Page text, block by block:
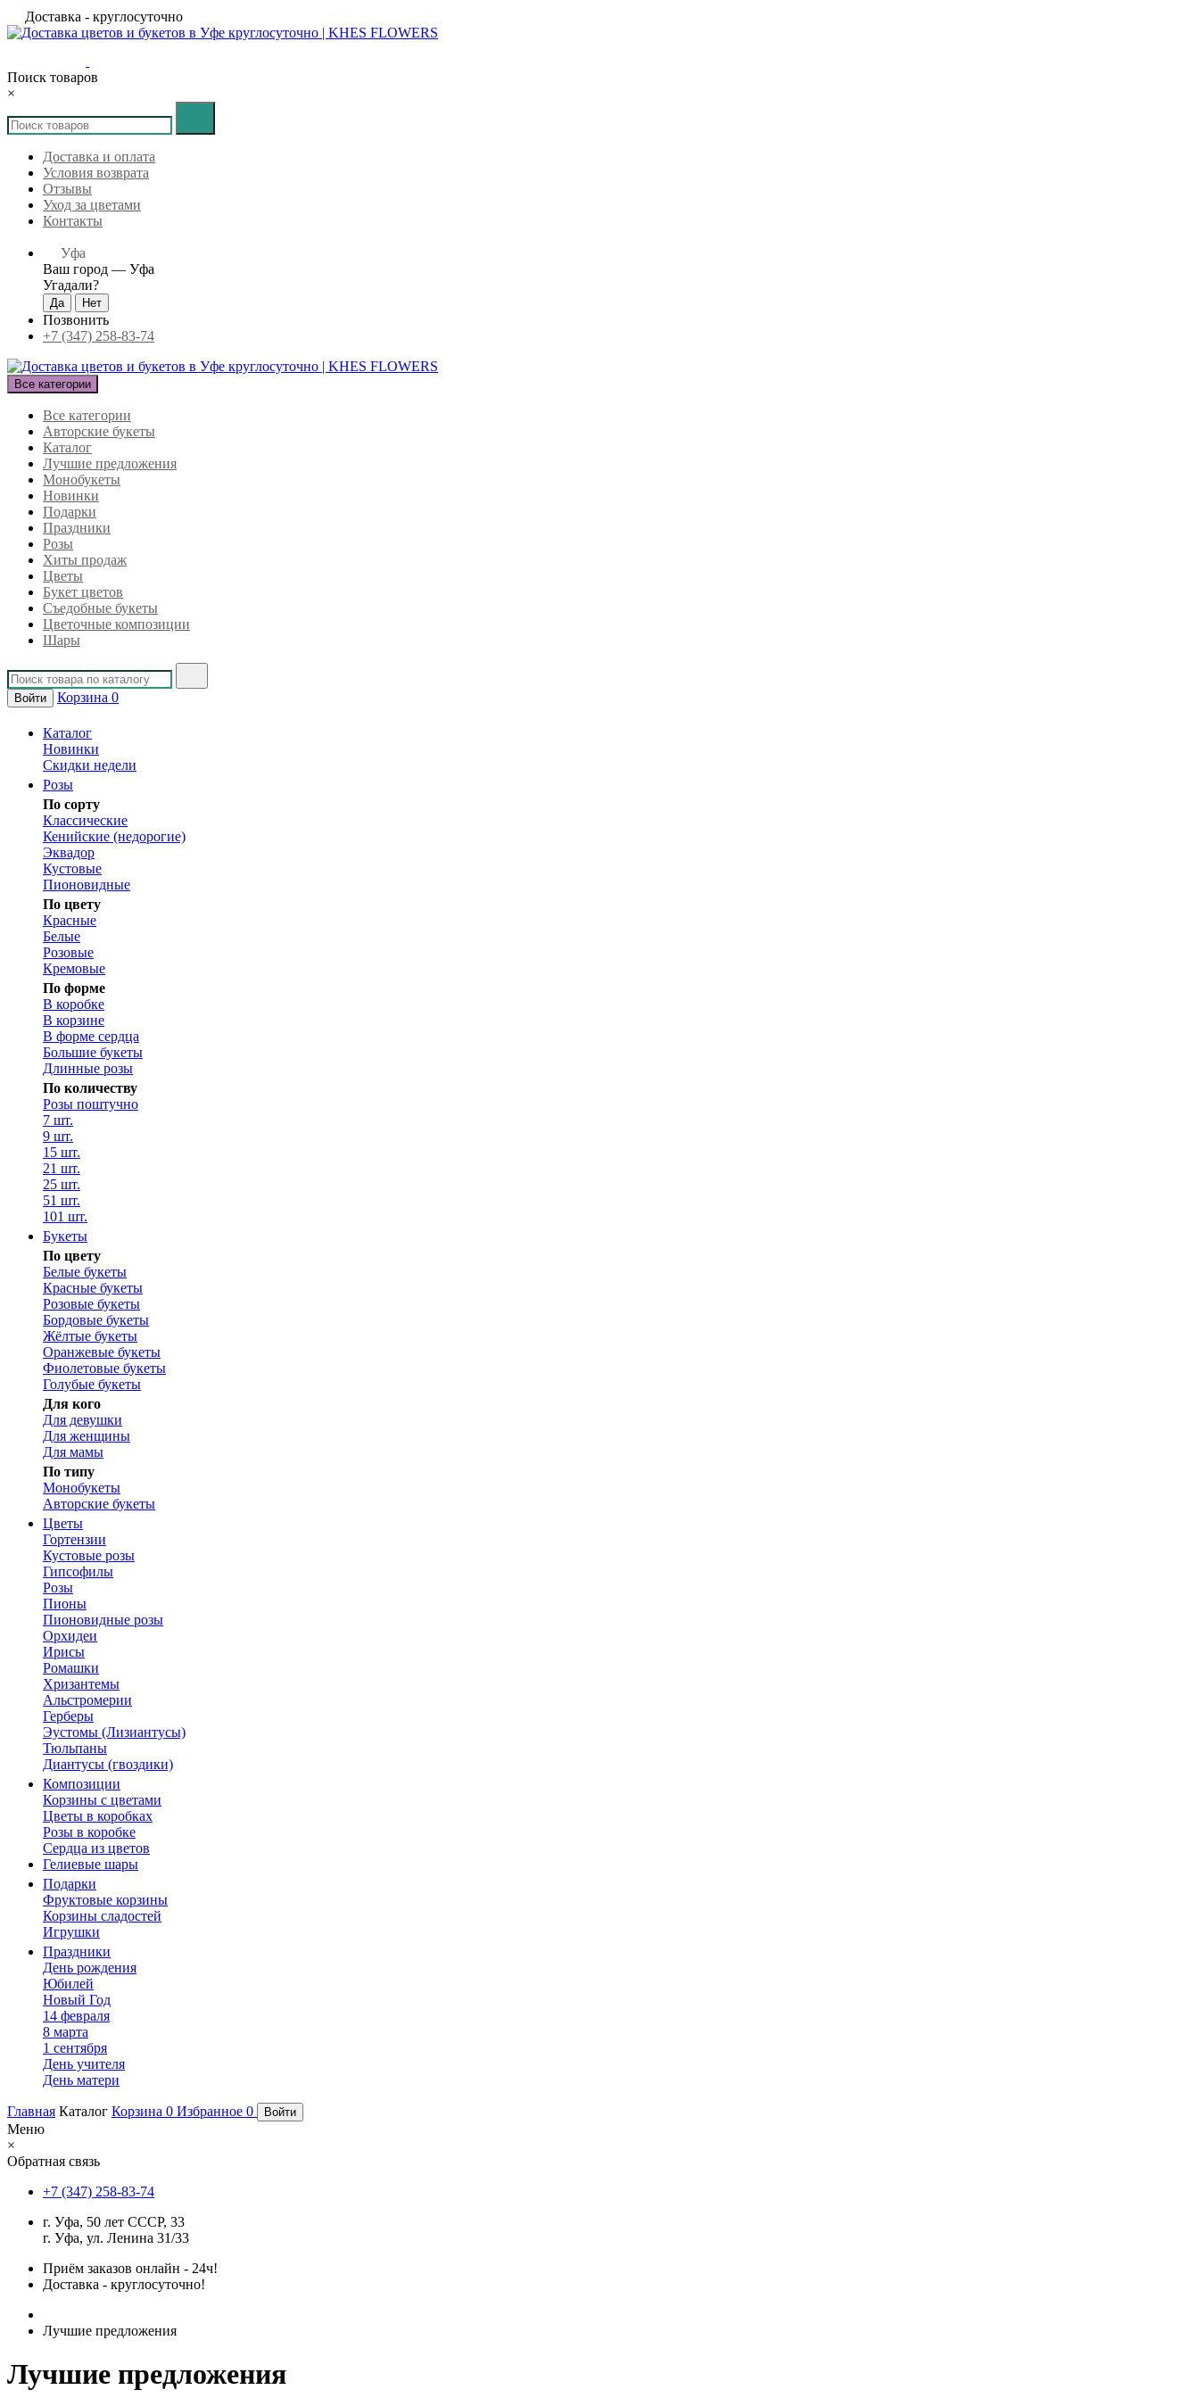
Доставка - круглосуточно
Поиск товаров
×
Доставка и оплата
Условия возврата
Отзывы
Уход за цветами
Контакты
Уфа
Ваш город — Уфа
Угадали?
Позвонить
+7 (347) 258-83-74
Все категории
Все категории
Авторские букеты
Каталог
Лучшие предложения
Монобукеты
Новинки
Подарки
Праздники
Розы
Хиты продаж
Цветы
Букет цветов
Съедобные букеты
Цветочные композиции
Шары
Войти Корзина 0
Каталог
Новинки
Скидки недели
Розы
По сорту
Классические
Кенийские (недорогие)
Эквадор
Кустовые
Пионовидные
По цвету
Красные
Белые
Розовые
Кремовые
По форме
В коробке
В корзине
В форме сердца
Большие букеты
Длинные розы
По количеству
Розы поштучно
7 шт.
9 шт.
15 шт.
21 шт.
25 шт.
51 шт.
101 шт.
Букеты
По цвету
Белые букеты
Красные букеты
Розовые букеты
Бордовые букеты
Жёлтые букеты
Оранжевые букеты
Фиолетовые букеты
Голубые букеты
Для кого
Для девушки
Для женщины
Для мамы
По типу
Монобукеты
Авторские букеты
Цветы
Гортензии
Кустовые розы
Гипсофилы
Розы
Пионы
Пионовидные розы
Орхидеи
Ирисы
Ромашки
Хризантемы
Альстромерии
Герберы
Эустомы (Лизиантусы)
Тюльпаны
Диантусы (гвоздики)
Композиции
Корзины с цветами
Цветы в коробках
Розы в коробке
Сердца из цветов
Гелиевые шары
Подарки
Фруктовые корзины
Корзины сладостей
Игрушки
Праздники
День рождения
Юбилей
Новый Год
14 февраля
8 марта
1 сентября
День учителя
День матери
Главная Каталог Корзина 0 Избранное 0 Войти
Меню
×
Обратная связь
+7 (347) 258-83-74
г. Уфа, 50 лет СССР, 33
г. Уфа, ул. Ленина 31/33
Приём заказов онлайн - 24ч!
Доставка - круглосуточно!
Лучшие предложения
Лучшие предложения